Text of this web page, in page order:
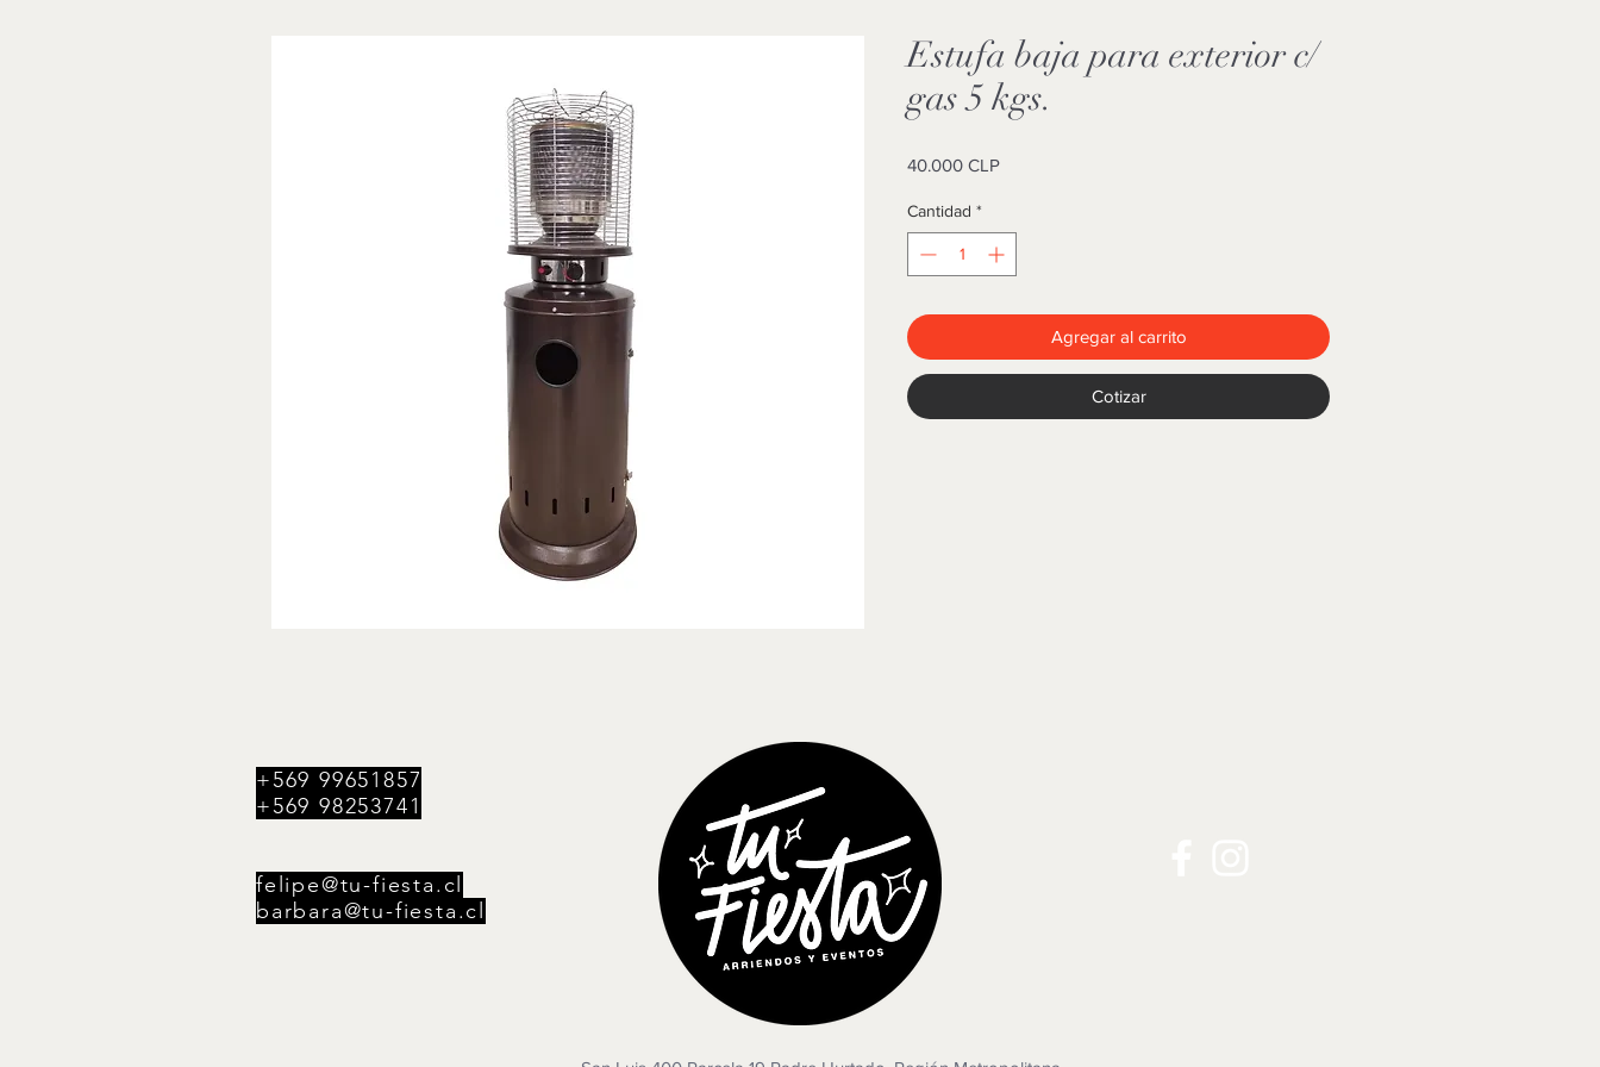
Estufa baja para exterior c/
gas 5 kgs.
40.000 CLPPrecio
Cantidad *
Agregar al carrito
Cotizar
+569 99651857
+569 98253741
felipe@tu-fiesta.cl
barbara@tu-fiesta.cl